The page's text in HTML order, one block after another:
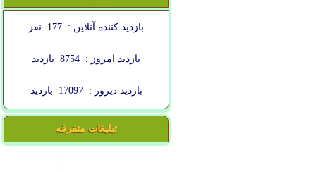
بازدید کننده آنلاین : 177 نفر
بازدید امروز : 8754 بازدید
بازدید دیروز : 17097 بازدید
تبلیغات متفرقه